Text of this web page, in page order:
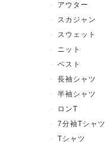
アウター
スカジャン
スウェット
ニット
ベスト
長袖シャツ
半袖シャツ
ロンT
7分袖Tシャツ
Tシャツ